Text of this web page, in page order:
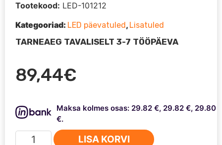
89,44€
Maksa kolmes osas: 29.82 €, 29.82 €, 29.80
€.
LED-
LISA KORVI
Tootekood: LED-101212
Kategooriad: LED päevatuled , Lisatuled
TARNEAEG TAVALISELT 3-7 TÖÖPÄEVA